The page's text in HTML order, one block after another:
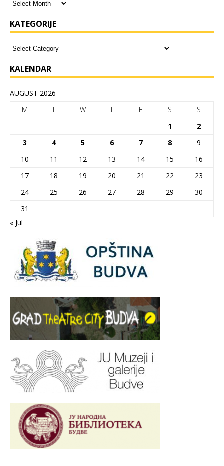
KATEGORIJE
KALENDAR
AUGUST 2026
M
T W T F S
S
1
2
3
4 5 6 7 8
9
10
11 12 13 14 15
16
17
18 19 20 21 22
23
24
25 26 27 28 29
30
31
« Jul